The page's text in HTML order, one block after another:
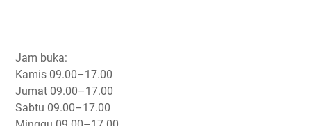
Jam buka:
Kamis 09.00–17.00
Jumat 09.00–17.00
Sabtu 09.00–17.00